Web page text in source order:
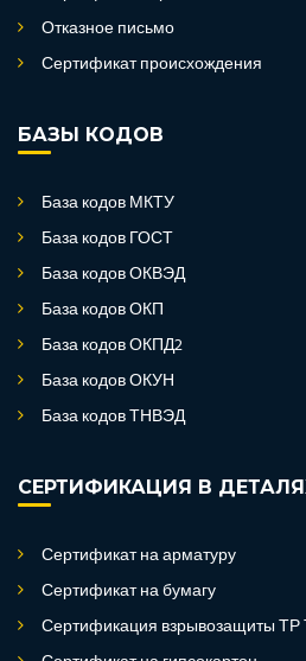
Отказное письмо
Сертификат происхождения
БАЗЫ КОДОВ
База кодов МКТУ
База кодов ГОСТ
База кодов ОКВЭД
База кодов ОКП
База кодов ОКПД2
База кодов ОКУН
База кодов ТНВЭД
СЕРТИФИКАЦИЯ В
Сертификат на арматуру
Сертификат на бумагу
Сертификация взрывозащиты ТР